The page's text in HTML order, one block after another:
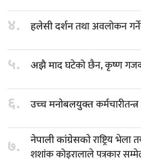
४. हलेसी दर्शनतथा अवलोकन
५. अझै मादघटेको छैन, कृष्ण
६. उच्च मनोबलयुक्त
७. नेपाली कांग्रेसकोराष्ट्रिय भेला
शशांक कोइरालाले पत्रकार